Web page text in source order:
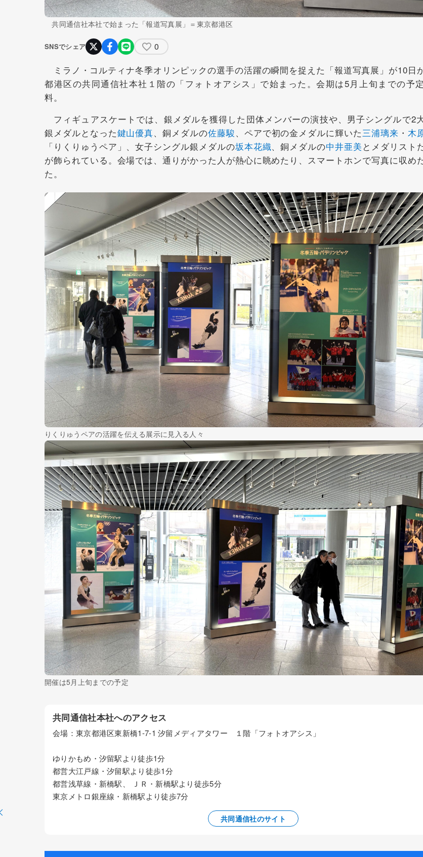
共同通信社本社で始まった「報道写真展」＝東京都港区
SNSでシェア 0
ミラノ・コルティナ冬季オリンピックの選手の活躍の瞬間を捉えた「報道写真展」が10日
都港区の共同通信社本社１階の「フォトオアシス」で始まった。会期は5月上旬までの予
料。
フィギュアスケートでは、銀メダルを獲得した団体メンバーの演技や、男子シングルで2
銀メダルとなった鍵山優真、銅メダルの佐藤駿、ペアで初の金メダルに輝いた三浦璃来 ・ 木
「りくりゅうペア」、女子シングル銀メダルの坂本花織、銅メダルの中井亜美 とメダリスト
が飾られている。会場では、通りがかった人が熱心に眺めたり、スマートホンで写真に収め
た。
りくりゅうペアの活躍を伝える展示に見入る人々
開催は5月上旬までの予定
共同通信社本社へのアクセス
会場：東京都港区東新橋1-7-1 汐留メディアタワー １階「フォトオアシス」
ゆりかもめ・汐留駅より徒歩1分
都営大江戸線・汐留駅より徒歩1分
都営浅草線・新橋駅、 ＪＲ・新橋駅より徒歩5分
東京メトロ銀座線・新橋駅より徒歩7分
共同通信社のサイト